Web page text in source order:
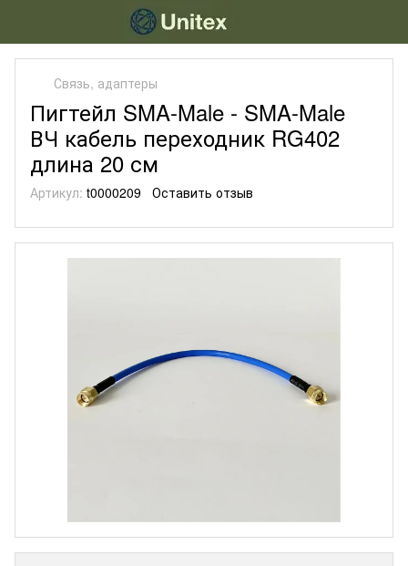
Связь, адаптеры
Пигтейл SMA-Male - SMA-Male
ВЧ кабель переходник RG402
длина 20 см
Артикул: t0000209 Оставить отзыв